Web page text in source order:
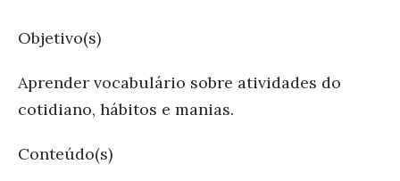
Objetivo(s)
Aprender vocabulário sobre atividades do
cotidiano, hábitos e manias.
Conteúdo(s)